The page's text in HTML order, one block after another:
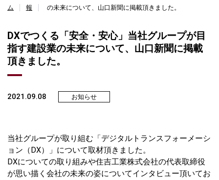
ム
報
の未来について、山口新聞に掲載頂きました。
DXでつくる「安全・安心」当社グループが目
指す建設業の未来について、山口新聞に掲載
頂きました。
2021.09.08 お知らせ
当社グループが取り組む「デジタルトランスフォーメーシ
ョン（DX）」について取材頂きました。
DXについての取り組みや住吉工業株式会社の代表取締役
が思い描く会社の未来の姿についてインタビュー頂いてお